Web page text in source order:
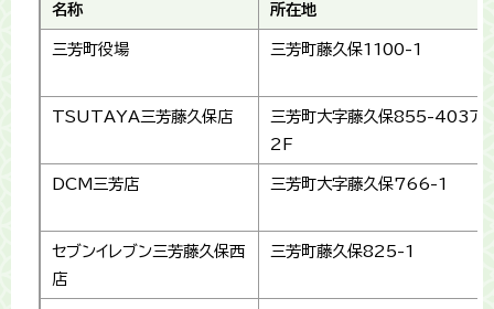
名称 所在地
三芳町役場 三芳町藤久保1100-1
TSUTAYA三芳藤久保店
三芳町大字藤久保855-403ア
2F
DCM三芳店 三芳町大字藤久保766-1
セブンイレブン三芳藤久保西
店
三芳町藤久保825-1